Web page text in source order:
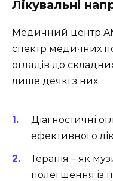
Лікувальні
Медичний центр
спектр медичних
оглядів до
лише деякі з них:
Діагностичні
ефективного
Терапія – як
полегшення із